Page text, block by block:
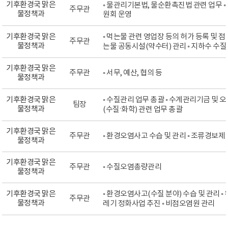
기후환경국 맑은
물정책과
주무관
◦ 물관리기본법, 물순환촉진법 관련 업무
원회 운영
기후환경국 맑은
물정책과
주무관
◦ 먹는물 관련 영업장 등의 허가 등록 및
는물 공동시설(약수터) 관리 ◦ 지하수 수질
기후환경국 맑은
물정책과
주무관 ◦ 서무, 예산, 협의 등
기후환경국 맑은
물정책과
팀장
◦ 수질관리 업무 총괄 ◦ 수계관리기금 및
(수질ˑ화학) 관련 업무 총괄
기후환경국 맑은
물정책과
주무관 ◦ 환경오염사고 수습 및 관리 ◦ 조류경보
기후환경국 맑은
물정책과
주무관 ◦ 수질오염총량관리
기후환경국 맑은
물정책과
주무관
◦ 환경오염사고(수질 분야) 수습 및 관리 ◦
레기 정화사업 추진 ◦ 비점오염원 관리